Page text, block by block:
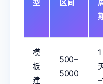
型
区间
模
板
建
500–
5000
1